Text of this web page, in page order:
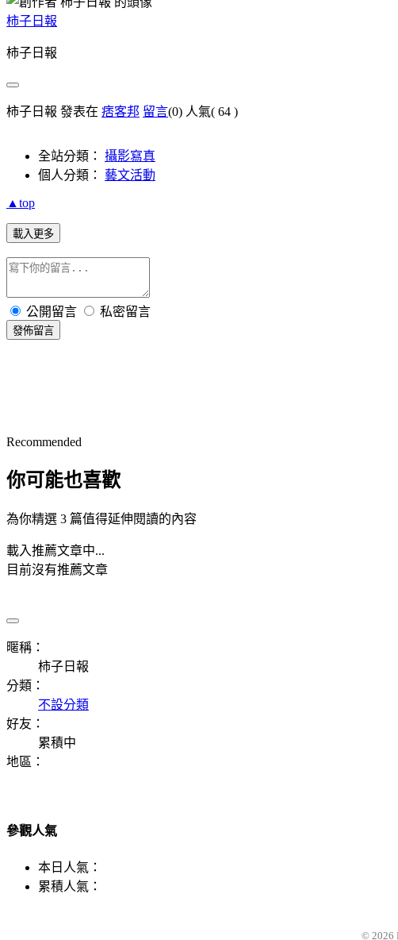
柿子日報
柿子日報
柿子日報 發表在 痞客邦 留言(0) 人氣( 64 )
全站分類： 攝影寫真
個人分類： 藝文活動
▲top
載入更多
公開留言 私密留言
發佈留言
Recommended
你可能也喜歡
為你精選 3 篇值得延伸閱讀的內容
載入推薦文章中...
目前沒有推薦文章
暱稱：
柿子日報
分類：
不設分類
好友：
累積中
地區：
參觀人氣
本日人氣：
累積人氣：
© 2026